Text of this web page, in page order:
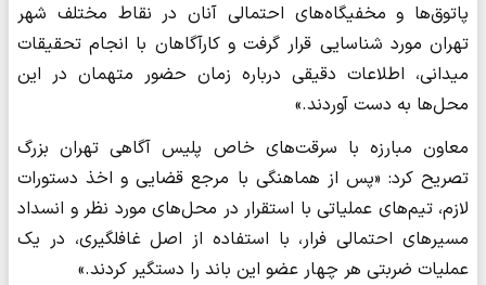
پاتوق‌ها و مخفیگاه‌های احتمالی آنان در نقاط مختلف شهر
تهران مورد شناسایی قرار گرفت و کارآگاهان با انجام تحقیقات
میدانی، اطلاعات دقیقی درباره زمان حضور متهمان در این
محل‌ها به دست آوردند.»
معاون مبارزه با سرقت‌های خاص پلیس آگاهی تهران بزرگ
تصریح کرد: «پس از هماهنگی با مرجع قضایی و اخذ دستورات
لازم، تیم‌های عملیاتی با استقرار در محل‌های مورد نظر و انسداد
مسیرهای احتمالی فرار، با استفاده از اصل غافلگیری، در یک
عملیات ضربتی هر چهار عضو این باند را دستگیر کردند.»